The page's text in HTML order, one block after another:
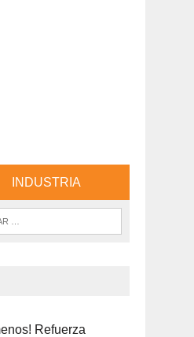
INDUSTRIA
Refuerza